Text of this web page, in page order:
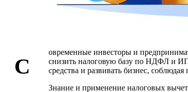
С
овременные инвесторы и
снизить налоговую базу по НДФЛ и
средства и развивать бизнес,
Знание и применение налоговых